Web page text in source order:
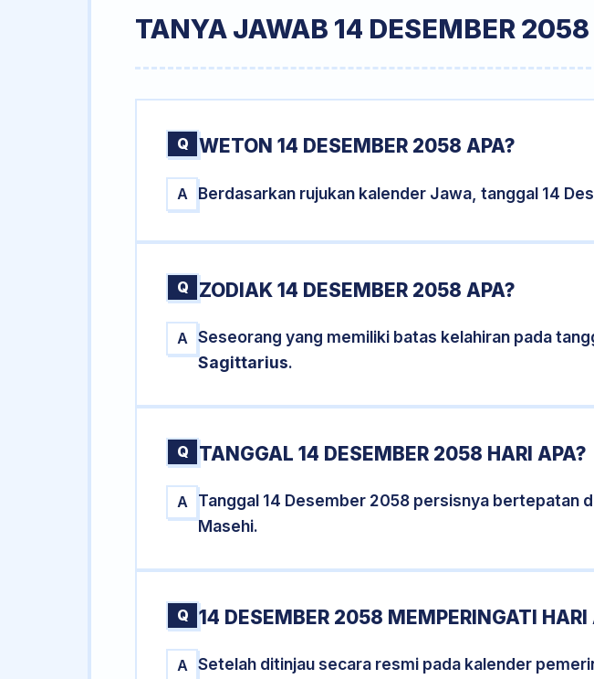
TANYA JAWAB 14 DESEMBER 2058
Q WETON 14 DESEMBER 2058 APA?
A Berdasarkan rujukan kalender Jawa, tanggal 14
Q ZODIAK 14 DESEMBER 2058 APA?
A Seseorang yang memiliki batas kelahiran pada
Sagittarius.
Q TANGGAL 14 DESEMBER 2058 HARI APA?
A Tanggal 14 Desember 2058 persisnya bertepatan
Masehi.
Q 14 DESEMBER 2058 MEMPERINGATI HARI
A Setelah ditinjau secara resmi pada kalender